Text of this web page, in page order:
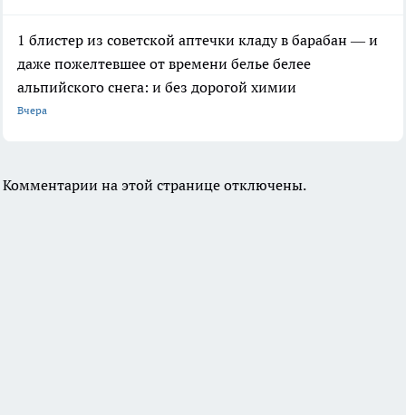
1 блистер из советской аптечки кладу в барабан — и
даже пожелтевшее от времени белье белее
альпийского снега: и без дорогой химии
Вчера
Комментарии на этой странице отключены.